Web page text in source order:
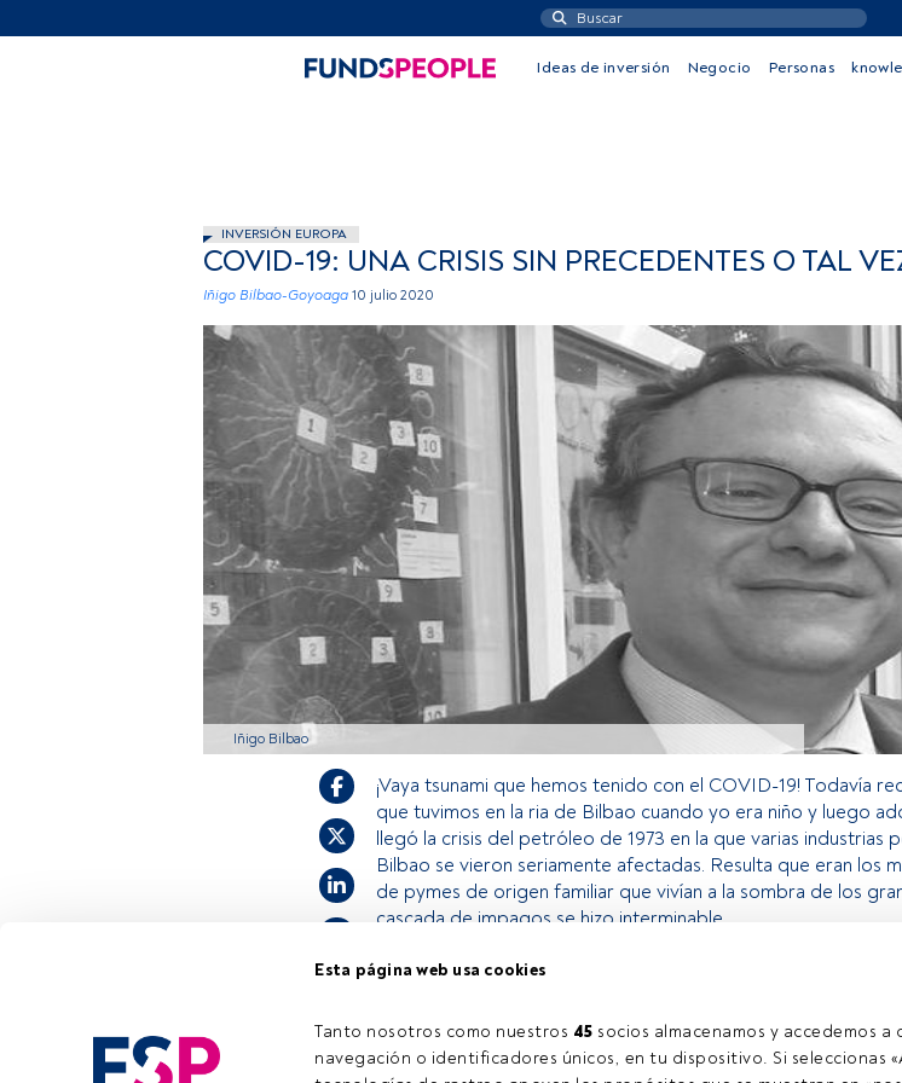
Esta página web usa cookies
Tanto nosotros como nuestros 45 socios almacenamos y accedemos
navegación o identificadores únicos, en tu dispositivo. Si seleccionas
Ideas de inversión Negocio Personas
INVERSIÓN EUROPA
COVID-19: UNA CRISIS SIN PRECEDENTES O TAL
Iñigo Bilbao-Goyoaga 10 julio 2020
Iñigo Bilbao
Tiempo lectura:
¡Vaya tsunami que hemos tenido con el COVID-19! Todavía
que tuvimos en la ria de Bilbao cuando yo era niño y luego
llegó la crisis del petróleo de 1973 en la que varias industrias
Bilbao se vieron seriamente afectadas. Resulta que eran los
de pymes de origen familiar que vivían a la sombra de los
cascada de impagos se hizo interminable.
estás registrado, accede desde el botón Login. Si aún no
invitamos a registrarte y disfrutar de todo el universo que